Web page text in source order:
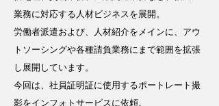
業務に対応する人材ビジネスを展開。
労働者派遣および、人材紹介をメインに、アウ
トソーシングや各種請負業務にまで範囲を拡張
し展開しています。
今回は、社員証明証に使用するポートレート撮
影をインフォトサービスに依頼。